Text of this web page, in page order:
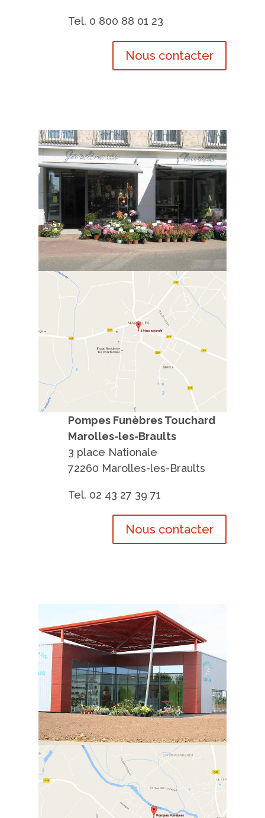
Tel. 0 800 88 01 23
Nous contacter
Pompes Funèbres Touchard
Marolles-les-Braults
3 place Nationale
72260 Marolles-les-Braults
Tel. 02 43 27 39 71
Nous contacter